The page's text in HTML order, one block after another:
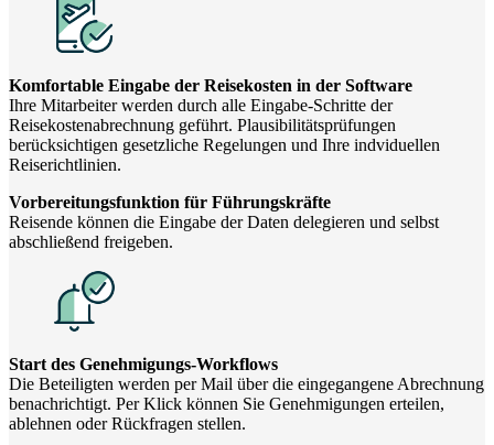
Komfortable Eingabe der Reisekosten in der Software
Ihre Mitarbeiter werden durch alle Eingabe-Schritte der
Reisekostenabrechnung geführt. Plausibilitätsprüfungen
berücksichtigen gesetzliche Regelungen und Ihre indviduellen
Reiserichtlinien.
Vorbereitungsfunktion für Führungskräfte
Reisende können die Eingabe der Daten delegieren und selbst
abschließend freigeben.
Start des Genehmigungs-Workflows
Die Beteiligten werden per Mail über die eingegangene Abrechnung
benachrichtigt. Per Klick können Sie Genehmigungen erteilen,
ablehnen oder Rückfragen stellen.